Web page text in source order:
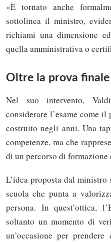
«È tornato anche
sottolinea il ministro,
richiami una dimensione
quella amministrativa o
Oltre la prova finale
Nel suo intervento,
considerare l’esame come
costruito negli anni. Una
competenze, ma che
di un percorso di formazione
L’idea proposta dal
scuola che punta a
persona. In quest’ottica,
soltanto un momento di
un’occasione per